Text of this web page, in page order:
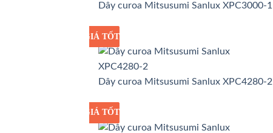
Dây curoa Mitsusumi Sanlux XPC3000-1
GIÁ SỈ
GIÁ TỐT
Dây curoa Mitsusumi Sanlux XPC4280-2
GIÁ SỈ
GIÁ TỐT